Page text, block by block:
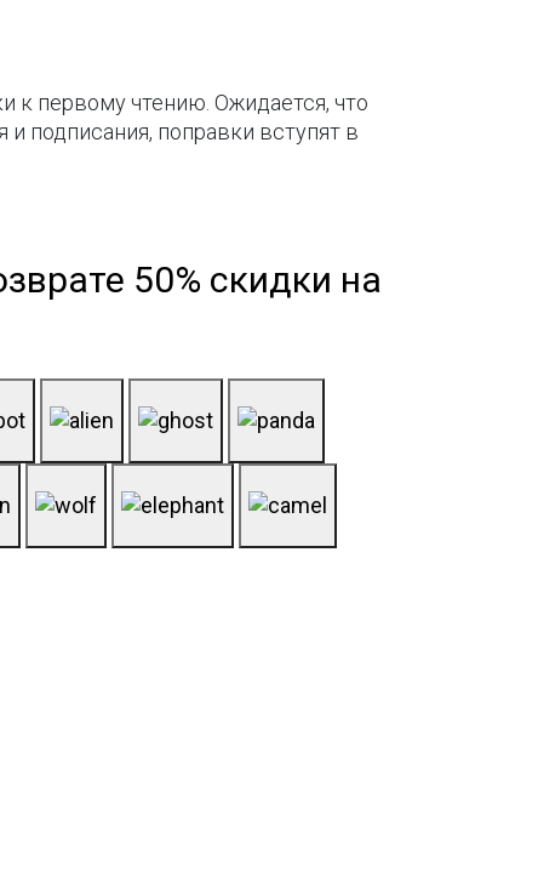
к первому чтению. Ожидается, что
подписания, поправки вступят в
50% скидки на